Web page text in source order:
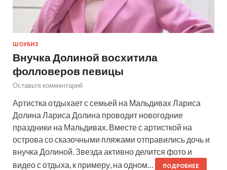
ШОУБИЗ
Внучка Долиной восхитила
фолловеров певицы
Оставьте комментарий
Артистка отдыхает с семьей на Мальдивах Лариса
Долина Лариса Долина проводит новогодние
праздники на Мальдивах. Вместе с артисткой на
острова со сказочными пляжами отправились дочь и
внучка Долиной. Звезда активно делится фото и
видео с отдыха, к примеру, на одном…
ПОДРОБНЕЕ